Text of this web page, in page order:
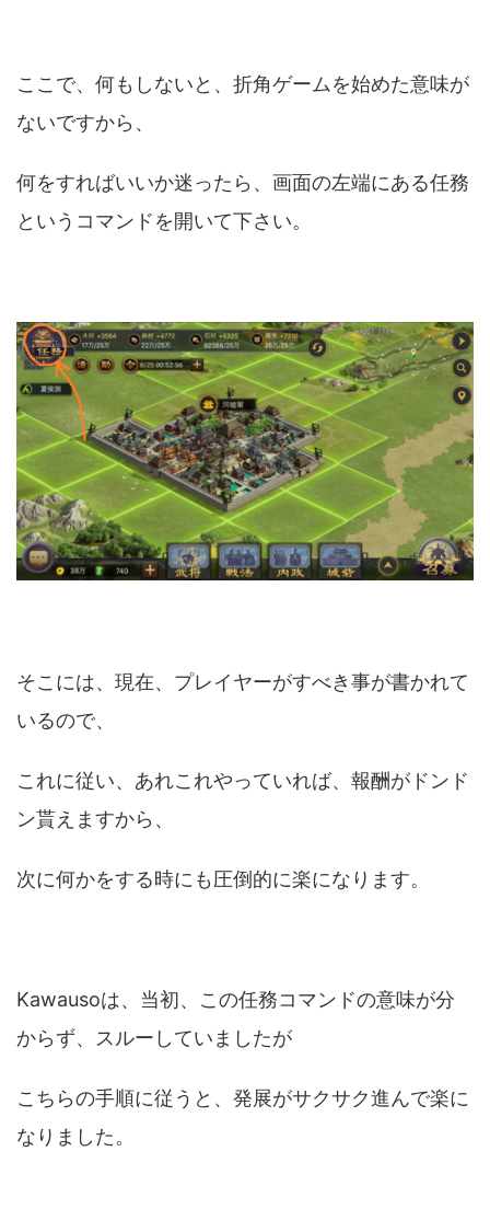
ここで、何もしないと、折角ゲームを始めた意味が
ないですから、
何をすればいいか迷ったら、画面の左端にある任務
というコマンドを開いて下さい。
そこには、現在、プレイヤーがすべき事が書かれて
いるので、
これに従い、あれこれやっていれば、報酬がドンド
ン貰えますから、
次に何かをする時にも圧倒的に楽になります。
Kawausoは、当初、この任務コマンドの意味が分
からず、スルーしていましたが
こちらの手順に従うと、発展がサクサク進んで楽に
なりました。